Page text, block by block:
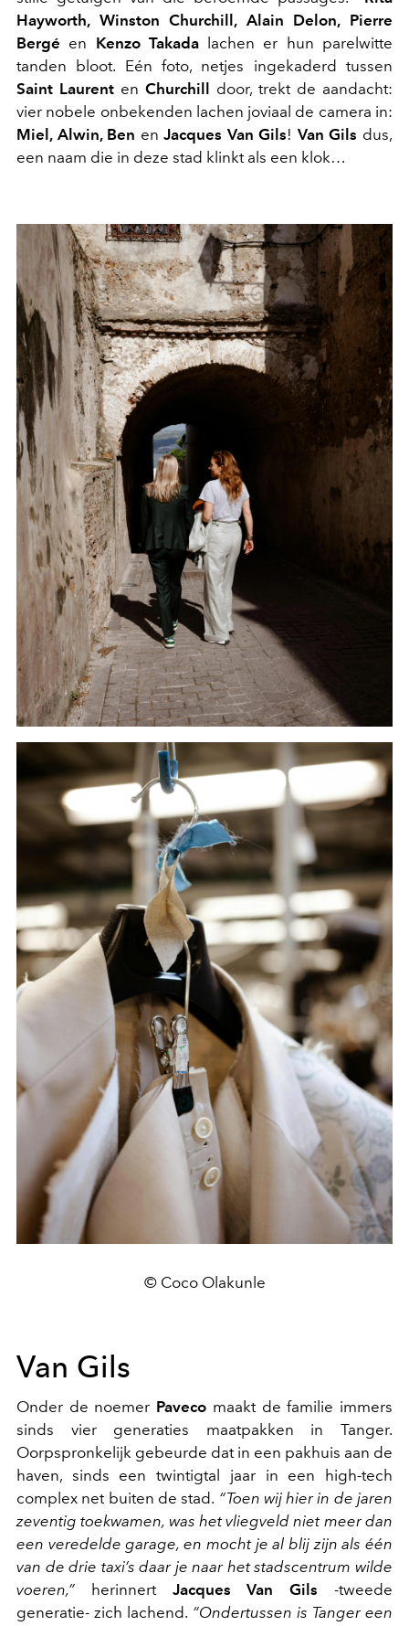
Hayworth, Winston Churchill, Alain Delon, Pierre
Bergé en Kenzo Takadalachen er hun parelwitte
tanden bloot. Eén foto, netjes ingekaderd tussen
Saint Laurent en Churchill
door, trekt de aandacht:
vier nobele onbekenden lachen joviaal de camera in:
Miel, Alwin, Ben enJacques Van Gils! Van Gils dus,
een naam die in deze stad klinkt als een klok…
© Coco Olakunle
Van Gils
Onder de noemer Paveco maakt de familie immers
sinds vier generaties maatpakken in Tanger.
Oorpspronkelijk gebeurde dat in een pakhuis aan de
haven, sinds een twintigtal jaar in een high-tech
complex net buiten de stad. “Toen wij hier in de jaren
zeventig toekwamen, was het vliegveld niet meer dan
een veredelde garage, en mocht je al blij zijn als één
van de drie taxi’s daar je naar het stadscentrum wilde
voeren,” herinnertJacques Van Gils -tweede
generatie- zich lachend. “Ondertussen is Tanger een